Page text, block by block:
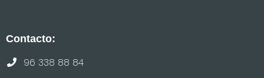
Contacto:
96 338 88 84